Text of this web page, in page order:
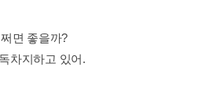
면 좋을까?
차지하고 있어.